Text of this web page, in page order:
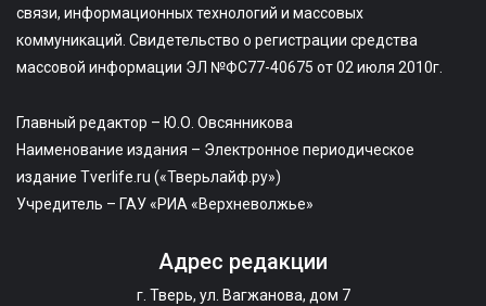
связи, информационных технологий и массовых
коммуникаций. Свидетельство о регистрации средства
массовой информации ЭЛ №ФС77-40675 от 02 июля 2010г.
Главный редактор – Ю.О. Овсянникова
Наименование издания – Электронное периодическое
издание Tverlife.ru («Тверьлайф.ру»)
Учредитель – ГАУ «РИА «Верхневолжье»
Адрес редакции
г. Тверь, ул. Вагжанова, дом 7